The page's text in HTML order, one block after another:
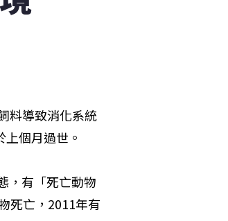
料導致消化系統
個月過世。
，有「死亡動物
死亡，2011年有